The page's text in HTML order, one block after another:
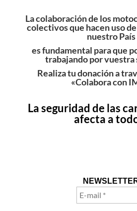
La colaboración de los
colectivos que hacen uso
nuestro País
es fundamental para que
trabajando por vuestra
Realiza tu donación a
«Colabora con
La seguridad de las
afecta a